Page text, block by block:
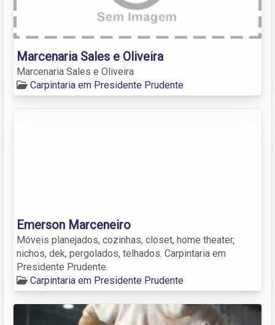
Marcenaria Sales e Oliveira
Marcenaria Sales e Oliveira
Carpintaria em Presidente Prudente
Emerson Marceneiro
Móveis planejados, cozinhas, closet, home theater,
nichos, dek, pergolados, telhados. Carpintaria em
Presidente Prudente.
Carpintaria em Presidente Prudente